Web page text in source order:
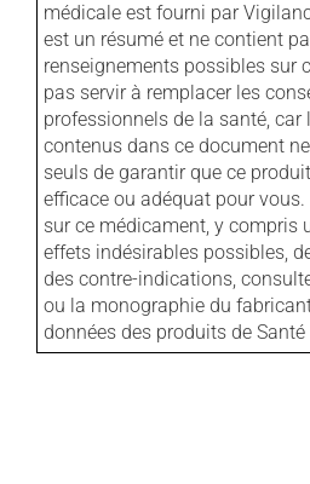
médicale est fourni par
est un résumé et ne contient
renseignements possibles sur
pas servir à remplacer les
professionnels de la santé, car
contenus dans ce document
seuls de garantir que ce
efficace ou adéquat pour
sur ce médicament, y compris
effets indésirables possibles,
des contre-indications,
ou la monographie du
données des produits de Santé